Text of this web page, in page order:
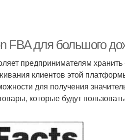
FBA для большого
предпринимателям
клиентов этой
для получения
которые будут